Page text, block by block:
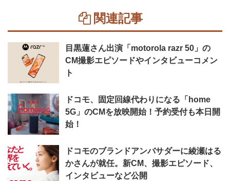
関連記事
目黒蓮さん出演「motorola razr 50」の
CM撮影エピソードやインタビューコメン
ト
ドコモ、固定回線代わりになる「home
5G」のCMを放映開始！予約受付も本日開
始！
ドコモのブランドアンバサダーに綾瀬はる
かさんが就任。新CM、撮影エピソード、
インタビューなど公開